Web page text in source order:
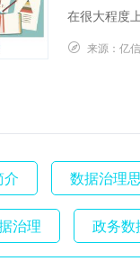
在很大程度
来源： 亿
介 数据治理
治理 政务数